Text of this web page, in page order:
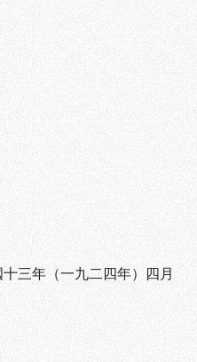
三年（一九二四年）四月